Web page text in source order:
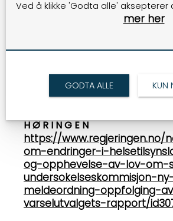
pårørende for å finne ut hva
at de som står på gulvet ute i
god måte for pasientene. -
perspektivet og tilnærmingen
trist. At alt kun styres ovenfra
ikke til økt sikkerhet,
HØRINGEN
https://
om-endringer-i-
og-opphevelse-av-lov-om-
undersokelseskommisjon-
meldeordning-oppfolging-
varselutvalgets-rapport/
Ved å klikke 'Godta alle' aksepterer
mer her
GODTA ALLE KUN